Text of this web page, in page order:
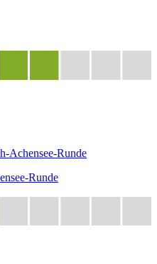
Achensee-Runde
Runde